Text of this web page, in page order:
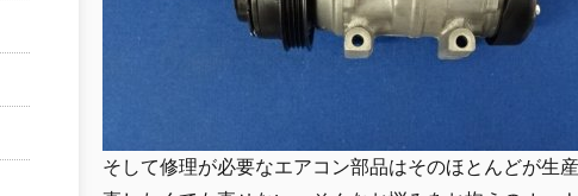
そして修理が必要なエアコン部品はそのほとんどが生